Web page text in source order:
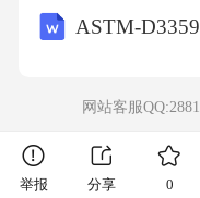
ASTM-
网站客服
举报 分享 0